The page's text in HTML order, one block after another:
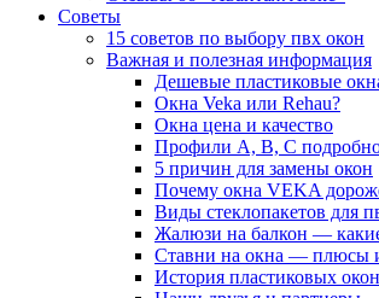
Советы
15 советов по выбору пвх окон
Важная и полезная информация
Дешевые пластиковые
Окна Veka или Rehau?
Окна цена и качество
Профили А, В, С
5 причин для замены окон
Почему окна VEKA
Виды стеклопакетов для
Жалюзи на балкон —
Ставни на окна — плюсы
История пластиковых